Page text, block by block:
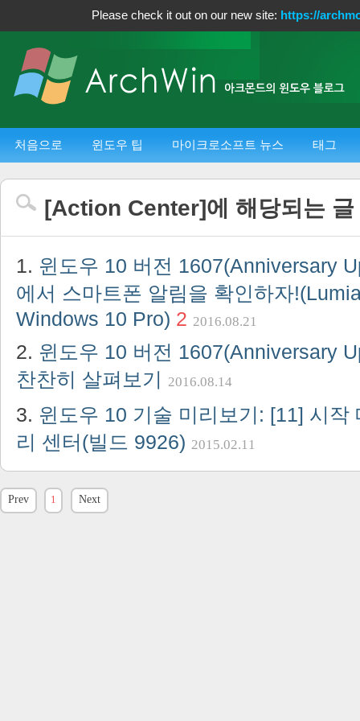
Please check it out on our new site: https://
처음으로 윈도우 팁 마이크로소프트 뉴스 태그
[Action Center]에 해당되는 글
윈도우 10 버전 1607(Anniversary
에서 스마트폰 알림을 확인하자
Windows 10 Pro) 2 2016.08.21
윈도우 10 버전 1607(Anniversary
찬찬히 살펴보기 2016.08.14
윈도우 10 기술 미리보기: [11] 시작
리 센터(빌드 9926) 2015.02.11
Prev 1 Next